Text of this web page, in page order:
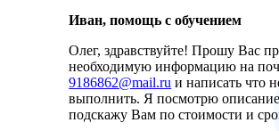
Иван, помощь с обучением
Олег, здравствуйте! Прошу Вас
необходимую информацию на
9186862@mail.ru и написать что
выполнить. Я посмотрю описание
подскажу Вам по стоимости и